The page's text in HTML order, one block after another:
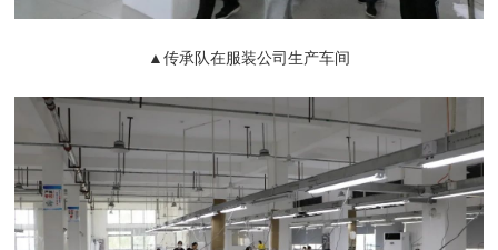
▲传承队在服装公司生产车间